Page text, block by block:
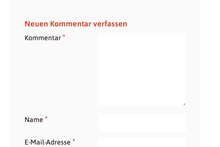
Neuen Kommentar verfassen
Kommentar*
Name *
E-Mail-Adresse *